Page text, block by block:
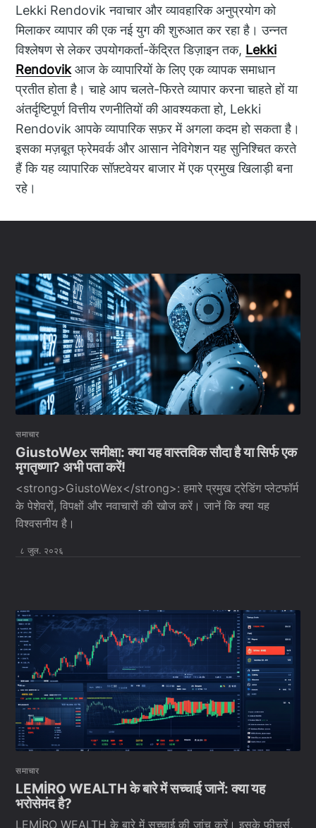
Lekki Rendovik नवाचार और व्यावहारिक अनुप्रयोग को
मिलाकर व्यापार की एक नई युग की शुरुआत कर रहा है। उन्नत
विश्लेषण से लेकर उपयोगकर्ता-केंद्रित डिज़ाइन तक, Lekki
Rendovikआज के व्यापारियों के लिए एक व्यापक समाधान
प्रतीत होता है। चाहे आप चलते-फिरते व्यापार करना चाहते हों या
अंतर्दृष्टिपूर्ण वित्तीय रणनीतियों की आवश्यकता हो, Lekki
Rendovik आपके व्यापारिक सफ़र में अगला कदम हो सकता है।
इसका मज़बूत फ्रेमवर्क और आसान नेविगेशन यह सुनिश्चित करते
हैं कि यह व्यापारिक सॉफ़्टवेयर बाजार में एक प्रमुख खिलाड़ी बना
रहे।
समाचार
GiustoWex समीक्षा: क्या यह वास्तविक सौदा है या सिर्फ एक
मृगतृष्णा? अभी पता करें!
<strong>GiustoWex</strong>: हमारे प्रमुख ट्रेडिंग प्लेटफॉर्म
के पेशेवरों, विपक्षों और नवाचारों की खोज करें। जानें कि क्या यह
विश्वसनीय है।
८ जुल. २०२६
समाचार
LEMİRO WEALTH के बारे में सच्चाई जानें: क्या यह
भरोसेमंद है?
LEMİRO WEALTH के बारे में सच्चाई की जांच करें। इसके फीचर्स,